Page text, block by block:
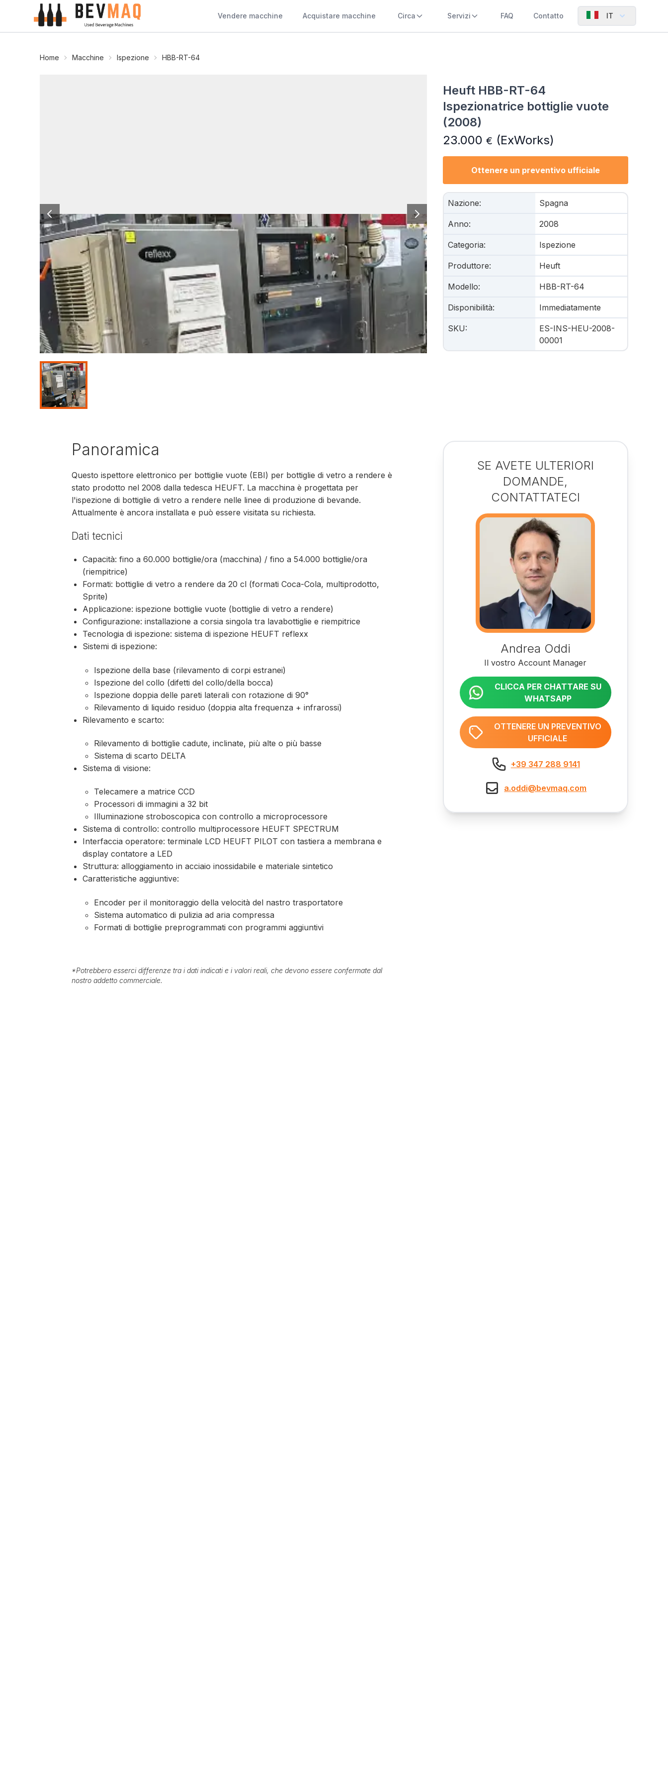
Vendere macchine Acquistare macchine Circa Servizi FAQ Contatto IT
Home Macchine Ispezione HBB-RT-64
Heuft HBB-RT-64
Ispezionatrice bottiglie vuote
(2008)
23.000 € (ExWorks)
Ottenere un preventivo ufficiale
Nazione: Spagna
Anno: 2008
Categoria: Ispezione
Produttore: Heuft
Modello: HBB-RT-64
Disponibilità: Immediatamente
SKU:
ES-INS-HEU-2008-
00001
Panoramica
Questo ispettore elettronico per bottiglie vuote (EBI) per bottiglie di vetro a rendere è
stato prodotto nel 2008 dalla tedesca HEUFT. La macchina è progettata per
l'ispezione di bottiglie di vetro a rendere nelle linee di produzione di bevande.
Attualmente è ancora installata e può essere visitata su richiesta.
Dati tecnici
Capacità: fino a 60.000 bottiglie/ora (macchina) / fino a 54.000 bottiglie/ora
(riempitrice)
Formati: bottiglie di vetro a rendere da 20 cl (formati Coca-Cola, multiprodotto,
Sprite)
Applicazione: ispezione bottiglie vuote (bottiglie di vetro a rendere)
Configurazione: installazione a corsia singola tra lavabottiglie e riempitrice
Tecnologia di ispezione: sistema di ispezione HEUFT reflexx
Sistemi di ispezione:
Ispezione della base (rilevamento di corpi estranei)
Ispezione del collo (difetti del collo/della bocca)
Ispezione doppia delle pareti laterali con rotazione di 90°
Rilevamento di liquido residuo (doppia alta frequenza + infrarossi)
Rilevamento e scarto:
Rilevamento di bottiglie cadute, inclinate, più alte o più basse
Sistema di scarto DELTA
Sistema di visione:
Telecamere a matrice CCD
Processori di immagini a 32 bit
Illuminazione stroboscopica con controllo a microprocessore
Sistema di controllo: controllo multiprocessore HEUFT SPECTRUM
Interfaccia operatore: terminale LCD HEUFT PILOT con tastiera a membrana e
display contatore a LED
Struttura: alloggiamento in acciaio inossidabile e materiale sintetico
Caratteristiche aggiuntive:
Encoder per il monitoraggio della velocità del nastro trasportatore
Sistema automatico di pulizia ad aria compressa
Formati di bottiglie preprogrammati con programmi aggiuntivi
*Potrebbero esserci differenze tra i dati indicati e i valori reali, che devono essere confermate dal
nostro addetto commerciale.
SE AVETE ULTERIORI
DOMANDE,
CONTATTATECI
Andrea Oddi
Il vostro Account Manager
CLICCA PER CHATTARE SU
WHATSAPP
OTTENERE UN PREVENTIVO
UFFICIALE
+39 347 288 9141
a.oddi@bevmaq.com